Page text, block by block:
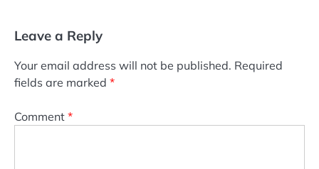
Leave a Reply
Your email address will not be published. Required
fields are marked *
Comment *